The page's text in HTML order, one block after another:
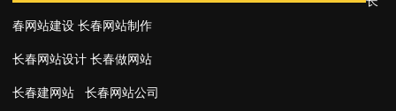
春网站建设 长春网站制作
长春网站设计 长春做网站
长春建网站
长春网站公司